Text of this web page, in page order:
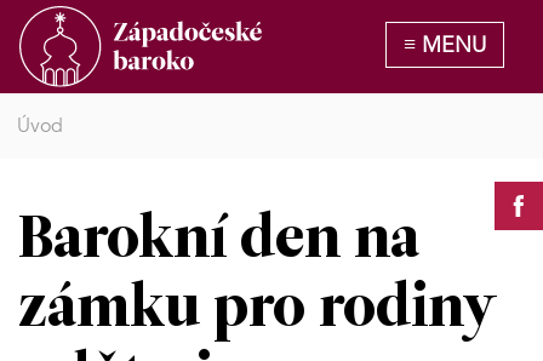
Úvod
Barokní den na
zámku pro rodiny